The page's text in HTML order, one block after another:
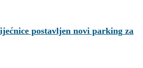
postavljen novi parking za